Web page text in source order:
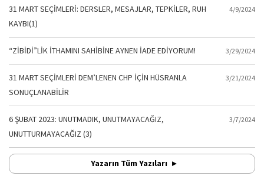
31 MART SEÇİMLERİ: DERSLER, MESAJLAR, TEPKİLER, RUH
KAYBI(1)
4/9/2024
“ZİBİDİ”LİK İTHAMINI SAHİBİNE AYNEN İADE EDİYORUM! 3/29/2024
31 MART SEÇİMLERİ DEM’LENEN CHP İÇİN HÜSRANLA
SONUÇLANABİLİR
3/21/2024
6 ŞUBAT 2023: UNUTMADIK, UNUTMAYACAĞIZ,
UNUTTURMAYACAĞIZ (3)
3/7/2024
Yazarın Tüm Yazıları